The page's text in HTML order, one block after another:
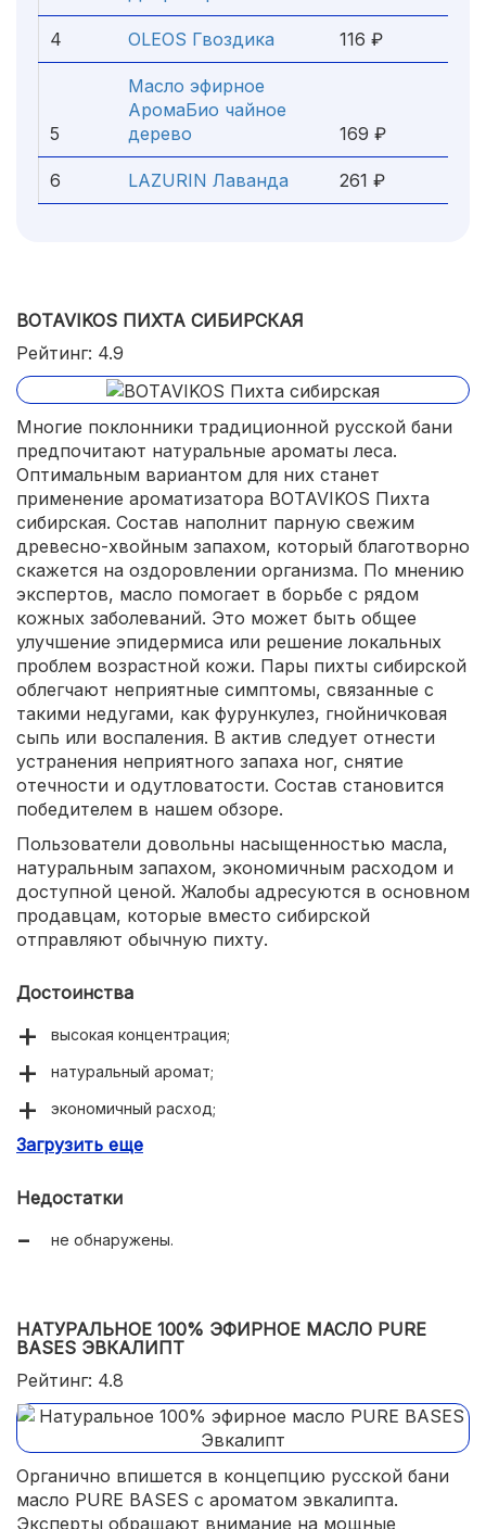
4 OLEOS Гвоздика 116 ₽
5
Масло эфирное
АромаБио чайное
дерево
169 ₽
6 LAZURIN Лаванда 261 ₽
BOTAVIKOS ПИХТА СИБИРСКАЯ
Рейтинг: 4.9
Многие поклонники традиционной русской бани
предпочитают натуральные ароматы леса.
Оптимальным вариантом для них станет
применение ароматизатора BOTAVIKOS Пихта
сибирская. Состав наполнит парную свежим
древесно-хвойным запахом, который благотворно
скажется на оздоровлении организма. По мнению
экспертов, масло помогает в борьбе с рядом
кожных заболеваний. Это может быть общее
улучшение эпидермиса или решение локальных
проблем возрастной кожи. Пары пихты сибирской
облегчают неприятные симптомы, связанные с
такими недугами, как фурункулез, гнойничковая
сыпь или воспаления. В актив следует отнести
устранения неприятного запаха ног, снятие
отечности и одутловатости. Состав становится
победителем в нашем обзоре.
Пользователи довольны насыщенностью масла,
натуральным запахом, экономичным расходом и
доступной ценой. Жалобы адресуются в основном
продавцам, которые вместо сибирской
отправляют обычную пихту.
Достоинства
высокая концентрация;
натуральный аромат;
экономичный расход;
помогает в борьбе с кожными заболеваниями.
Загрузить еще
Недостатки
не обнаружены.
НАТУРАЛЬНОЕ 100% ЭФИРНОЕ МАСЛО PURE
BASES ЭВКАЛИПТ
Рейтинг: 4.8
Органично впишется в концепцию русской бани
масло PURE BASES с ароматом эвкалипта.
Эксперты обращают внимание на мощные